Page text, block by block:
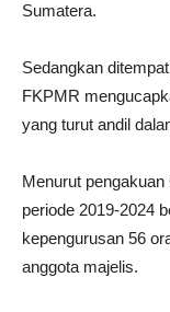
Sumatera.
Sedangkan
FKPMR
yang turut andil
Menurut
periode 2019-2024
kepengurusan 56
anggota majelis.